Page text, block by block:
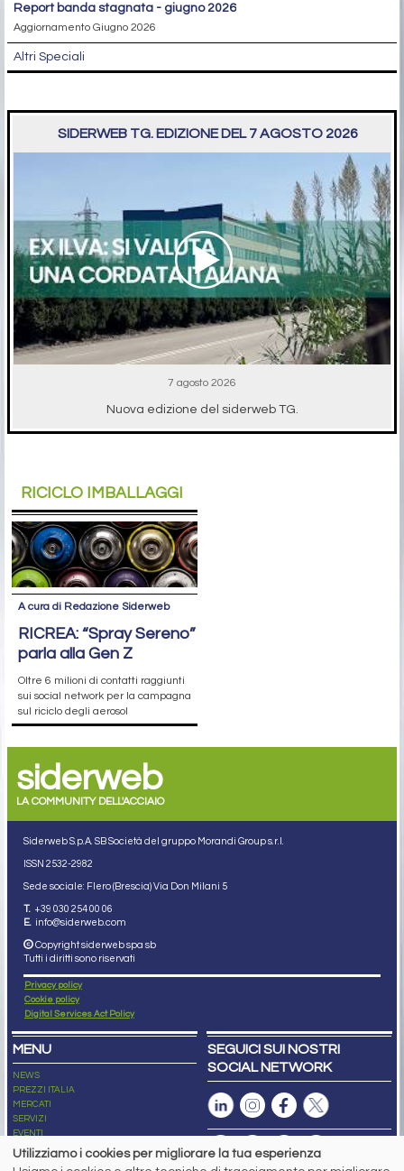
report banda stagnata - giugno 2026
Aggiornamento Giugno 2026
Altri Speciali
SIDERWEB TG. EDIZIONE DEL 7 AGOSTO 2026
7 agosto 2026
Nuova edizione del siderweb TG.
RICICLO IMBALLAGGI
A cura di Redazione Siderweb
RICREA: “Spray Sereno”
parla alla Gen Z
Oltre 6 milioni di contatti raggiunti
sui social network per la campagna
sul riciclo degli aerosol
siderweb
LA COMMUNITY DELL'ACCIAIO
Siderweb S.p.A. SB Società del gruppo Morandi Group s.r.l.
ISSN 2532-2982
Sede sociale: Flero (Brescia) Via Don Milani 5
T. +39 030 254 00 06
E. info@siderweb.com
Copyright siderweb spa sb
Tutti i diritti sono riservati
Privacy policy
Cookie policy
Digital Services Act Policy
MENU
NEWS
PREZZI ITALIA
MERCATI
SERVIZI
EVENTI
ABBONAMENTI
SEGUICI SUI NOSTRI
SOCIAL NETWORK
Utilizziamo i cookies per migliorare la tua esperienza